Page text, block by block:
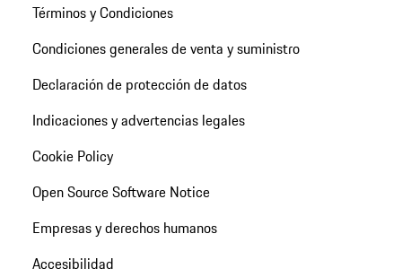
Términos y Condiciones
Condiciones generales de venta y suministro
Declaración de protección de datos
Indicaciones y advertencias legales
Cookie Policy
Open Source Software Notice
Empresas y derechos humanos
Accesibilidad